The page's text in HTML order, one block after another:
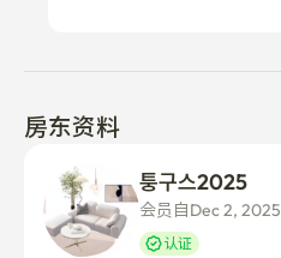
房东资料
会员自Dec 2, 2025
认证